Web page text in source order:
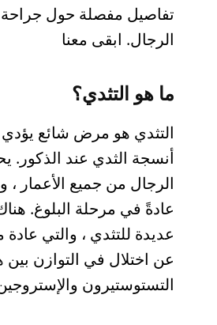
تفاصيل مفصلة حول جراحة
الرجال. ابقى معنا
ما هو التثدي؟
التثدي هو مرض شائع
أنسجة الثدي عند الذكور.
الرجال من جميع الأعمار ،
عادةً في مرحلة البلوغ.
عديدة للتثدي ، والتي عادة
عن اختلال في التوازن
التستوستيرون